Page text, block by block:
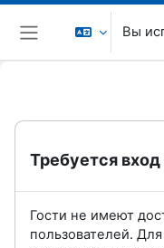
Перейти к основному
Боковая панель
Вы
Требуется
Гости не имеют
пользователей.